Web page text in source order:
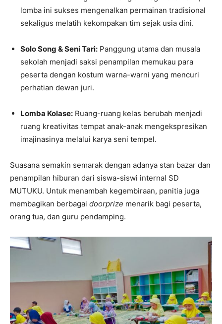
lomba ini sukses mengenalkan permainan tradisional
sekaligus melatih kekompakan tim sejak usia dini.
Solo Song & Seni Tari: Panggung utama dan musala
sekolah menjadi saksi penampilan memukau para
peserta dengan kostum warna-warni yang mencuri
perhatian dewan juri.
Lomba Kolase: Ruang-ruang kelas berubah menjadi
ruang kreativitas tempat anak-anak mengekspresikan
imajinasinya melalui karya seni tempel.
Suasana semakin semarak dengan adanya stan bazar dan
penampilan hiburan dari siswa-siswi internal SD
MUTUKU. Untuk menambah kegembiraan, panitia juga
membagikan berbagai doorprize menarik bagi peserta,
orang tua, dan guru pendamping.